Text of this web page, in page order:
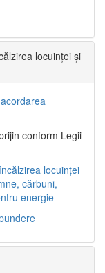
locuinței și
conform Legii
locuinței
cărbuni,
energie